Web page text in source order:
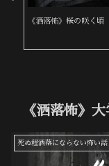
《洒落怖》雨の夜に来
《洒落怖》
死ぬ程洒落にならない怖い話